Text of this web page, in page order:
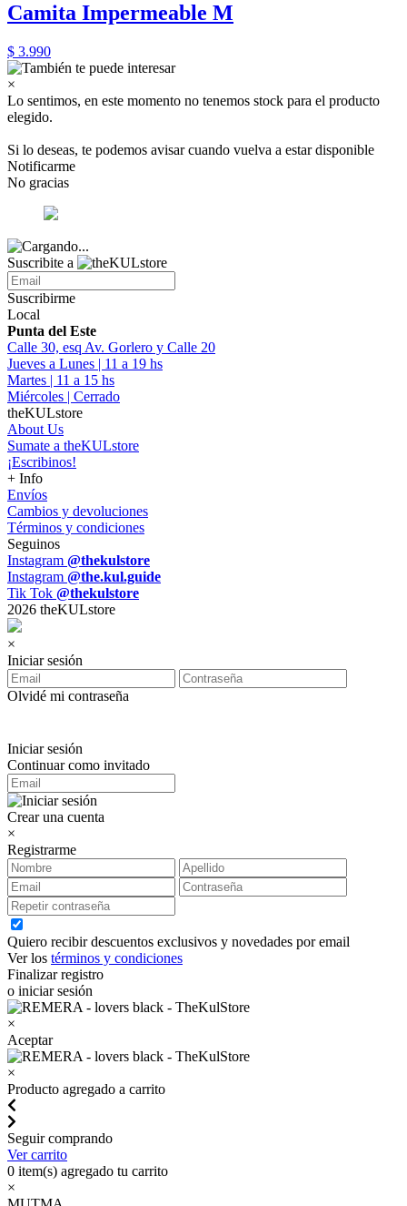
Camita Impermeable M
$ 3.990
×
Lo sentimos, en este momento no tenemos stock para el producto
elegido.
Si lo deseas, te podemos avisar cuando vuelva a estar disponible
Notificarme
No gracias
Suscribite a
Suscribirme
Local
Punta del Este
Calle 30, esq Av. Gorlero y Calle 20
Jueves a Lunes | 11 a 19 hs
Martes | 11 a 15 hs
Miércoles | Cerrado
theKULstore
About Us
Sumate a theKULstore
¡Escribinos!
+ Info
Envíos
Cambios y devoluciones
Términos y condiciones
Seguinos
Instagram @thekulstore
Instagram @the.kul.guide
Tik Tok @thekulstore
2026 theKULstore
×
Iniciar sesión
Olvidé mi contraseña
Iniciar sesión
Continuar como invitado
Crear una cuenta
×
Registrarme
Quiero recibir descuentos exclusivos y novedades por email
Ver los términos y condiciones
Finalizar registro
o iniciar sesión
×
Aceptar
×
Producto agregado a carrito
Seguir comprando
Ver carrito
0 item(s) agregado tu carrito
×